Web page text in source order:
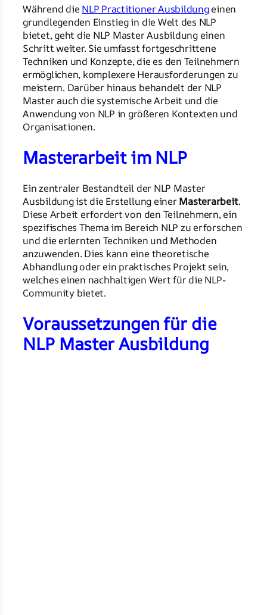
Während die NLP Practitioner Ausbildungeinen
grundlegenden Einstieg in die Welt des NLP
bietet, geht die NLP Master Ausbildung einen
Schritt weiter. Sie umfasst fortgeschrittene
Techniken und Konzepte, die es den Teilnehmern
ermöglichen, komplexere Herausforderungen zu
meistern. Darüber hinaus behandelt der NLP
Master auch die systemische Arbeit und die
Anwendung von NLP in größeren Kontexten und
Organisationen.
Masterarbeit im NLP
Ein zentraler Bestandteil der NLP Master
Ausbildung ist die Erstellung einerMasterarbeit.
Diese Arbeit erfordert von den Teilnehmern, ein
spezifisches Thema im Bereich NLP zu erforschen
und die erlernten Techniken und Methoden
anzuwenden. Dies kann eine theoretische
Abhandlung oder ein praktisches Projekt sein,
welches einen nachhaltigen Wert für die NLP-
Community bietet.
Voraussetzungen für die
NLP Master Ausbildung